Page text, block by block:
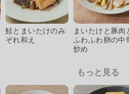
鮭とまいたけのみ
ぞれ和え
まいたけと豚肉
ふわふわ卵の中
炒め
もっと見る